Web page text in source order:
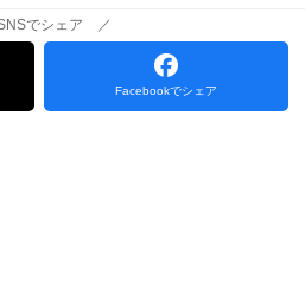
でシェア ／
Facebookでシェア